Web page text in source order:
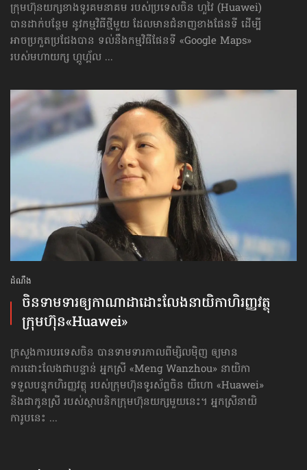
ក្រុមហ៊ុនយក្សខាងទូរគមនាគម របស់ប្រទេសចិន ហួវៃ (Huawei)
បានដាក់បន្ថែម នូវកម្មវិធីថ្មីមួយ ដែលមានជំនាញខាងផែនទី ដើម្បី
អាចប្រកួតប្រជែងបាន ទល់នឹងកម្មវិធីផែនទី «Google Maps»
របស់មហាយក្ស ហ្គូហ្គ័ល ...
ដំណឹង
ចិន​ទាមទារ​ឲ្យ​កាណាដា​ដោះលែង​នាយិកា​ហិរញ្ញវត្ថុ
ក្រុមហ៊ុន​«Huawei»
ក្រសួងការបរទេសចិន បានទាមទារកាលពីម្សិលម៉ិញ ឲ្យមាន
ការដោះលែងជាបន្ទាន់ អ្នកស្រី «Meng Wanzhou» នាយិកា​
ទទួលបន្ទុក​ហិរញ្ញវត្ថុ របស់ក្រុមហ៊ុនទូរស័ព្ទចិន យីហោ «Huawei»
និងជាកូនស្រី របស់ស្ថាបនិកក្រុមហ៊ុនយក្សមួយនេះ។ អ្នកស្រីនាយិ
ការូបនេះ ...